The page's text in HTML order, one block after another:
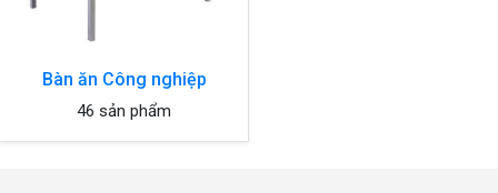
Bàn ăn Công nghiệp
46 sản phẩm